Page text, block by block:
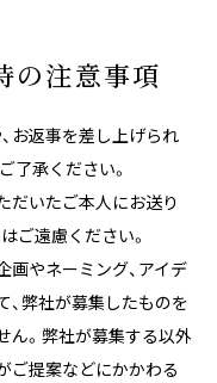
の注意事項
お返事を差し上げられ
了承ください。
だいたご本人にお送り
ご遠慮ください。
画やネーミング、アイデ
、弊社が募集したものを
ん。弊社が募集する以外
ご提案などにかかわる